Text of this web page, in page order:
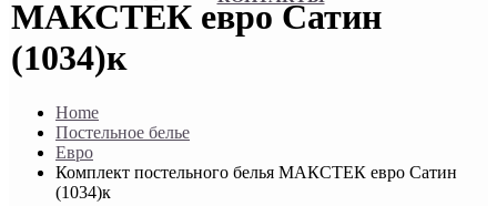
МАКСТЕК евро Сатин
(1034)к
Home
Постельное белье
Евро
Комплект постельного белья МАКСТЕК евро Сатин
(1034)к